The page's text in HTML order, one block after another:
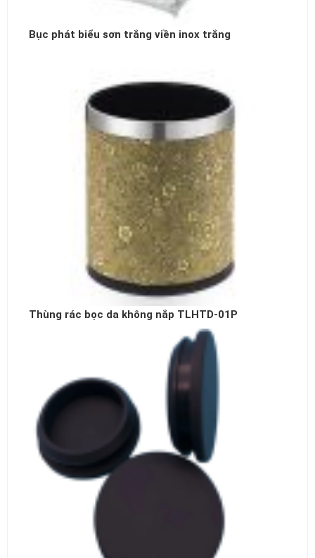
Bục phát biểu sơn trắng viền inox trắng
Thùng rác bọc da không nắp TLHTD-01P